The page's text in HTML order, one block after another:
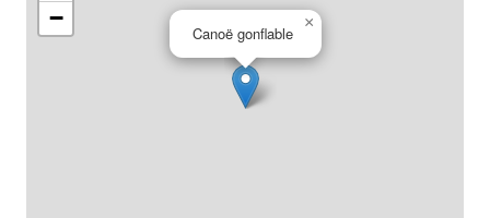
Canoë gonflable
×
−